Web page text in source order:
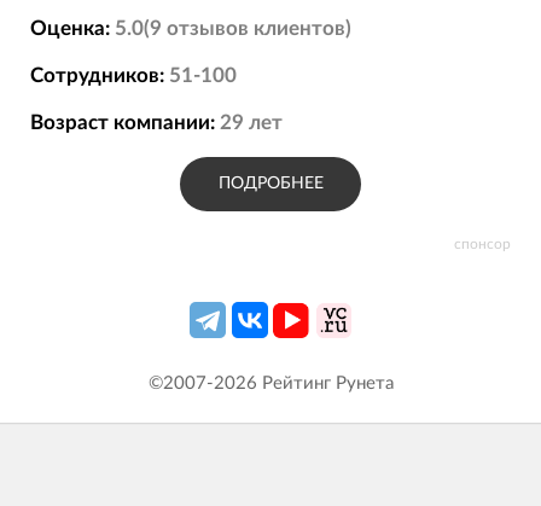
спонсор
Оценка: 5.0(9 отзывов клиентов)
Сотрудников: 51-100
Возраст компании: 29 лет
ПОДРОБНЕЕ
©2007-2026 Рейтинг Рунета